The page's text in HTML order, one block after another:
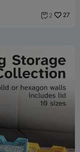
 2 27